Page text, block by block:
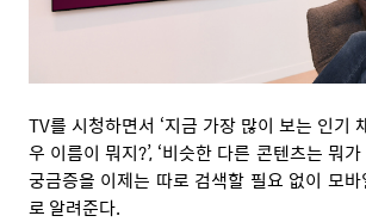
TV를 시청하면서 ‘지금 가장 많이 보는 인기
우 이름이 뭐지?’, ‘비슷한 다른 콘텐츠는 뭐
궁금증을 이제는 따로 검색할 필요 없이 모
로 알려준다.